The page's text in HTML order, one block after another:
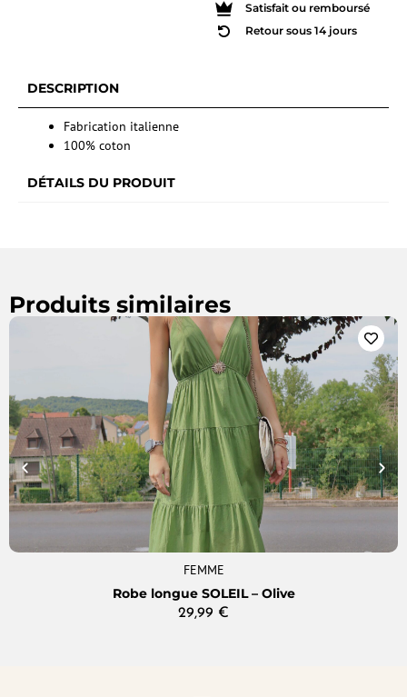
Satisfait ou remboursé
Retour sous 14 jours
DESCRIPTION
Fabrication italienne
100% coton
DÉTAILS DU PRODUIT
Produits similaires
FEMME
Robe longue SOLEIL – Olive
29,99 €